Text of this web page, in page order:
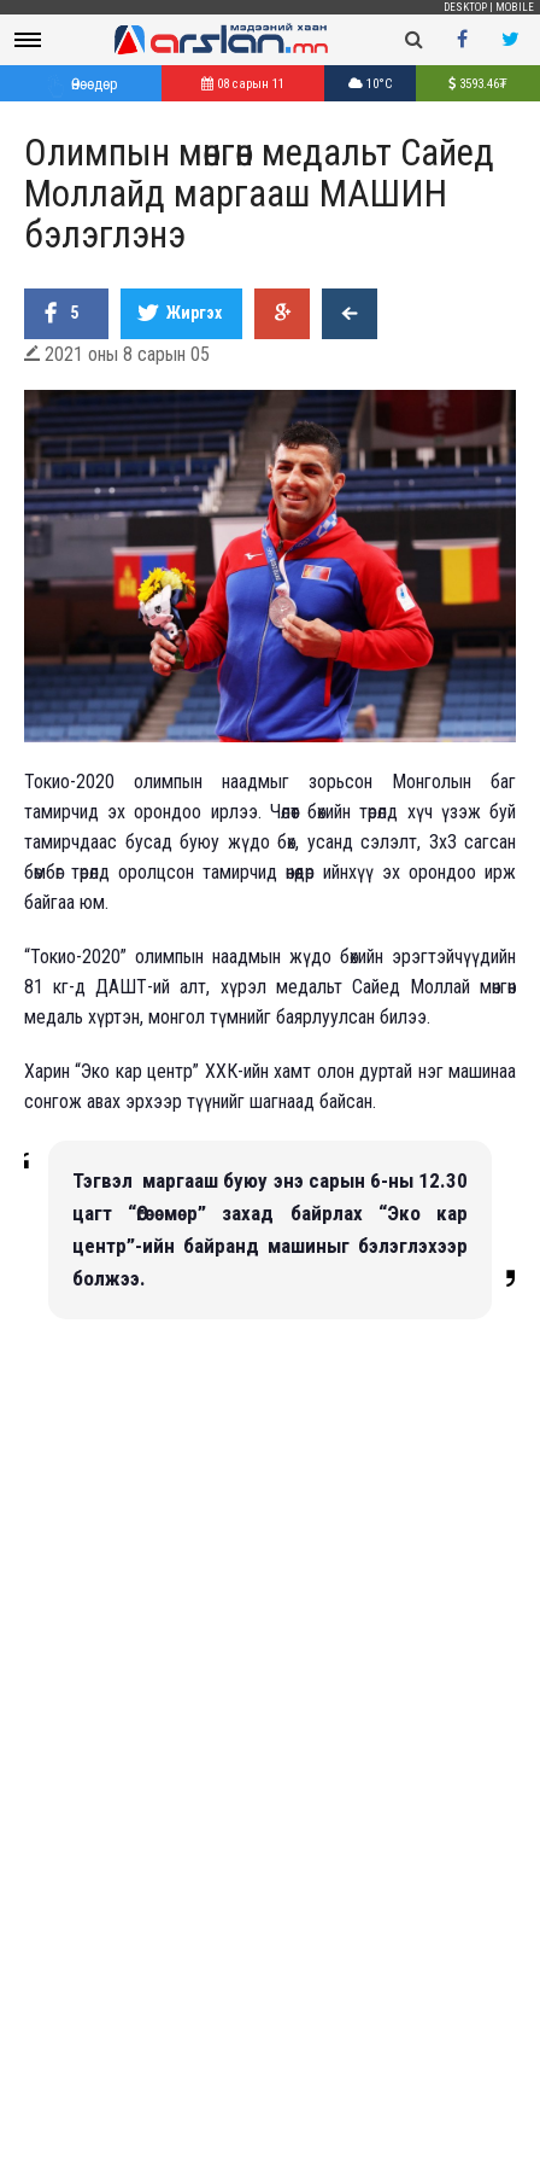
DESKTOP MOBILE
Өнөөдөр 08 сарын 11 10°C 3593.46₮
Олимпын мөнгөн медальт Сайед
Моллайд маргааш МАШИН
бэлэглэнэ
5 Жиргэх
 2021 оны 8 сарын 05
Токио-2020 олимпын наадмыг зорьсон Монголын баг
тамирчид эх орондоо ирлээ. Чөлөөт бөхийн төрөлд хүч үзэж буй
тамирчдаас бусад буюу жүдо бөх, усанд сэлэлт, 3х3 сагсан
бөмбөг төрөлд оролцсон тамирчид өнөөдөр ийнхүү эх орондоо ирж
байгаа юм.
“Токио-2020” олимпын наадмын жүдо бөхийн эрэгтэйчүүдийн
81 кг-д ДАШТ-ий алт, хүрэл медальт Сайед Моллай мөнгөн
медаль хүртэн, монгол түмнийг баярлуулсан билээ.
Харин “Эко кар центр” ХХК-ийн хамт олон дуртай нэг машинаа
сонгож авах эрхээр түүнийг шагнаад байсан.
Тэгвэл маргааш буюу энэ сарын 6-ны 12.30
цагт “Өгөөмөр” захад байрлах “Эко кар
центр”-ийн байранд машиныг бэлэглэхээр
болжээ.